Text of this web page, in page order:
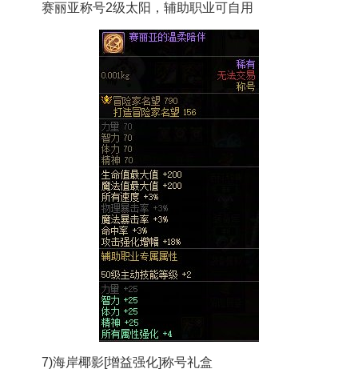
赛丽亚称号2级太阳，辅助职业可自用
7)海岸椰影[增益强化]称号礼盒